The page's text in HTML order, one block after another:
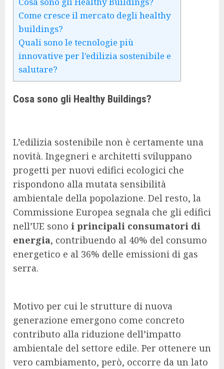
Come cresce il mercato degli healthy
buildings?
Quali sono le tecnologie più
innovative per l’edilizia sostenibile e
salutare?
Cosa sono gli Healthy Buildings?
L’edilizia sostenibile non è certamente una
novità. Ingegneri e architetti sviluppano
progetti per nuovi edifici ecologici che
rispondono alla mutata sensibilità
ambientale della popolazione. Del resto, la
Commissione Europea segnala che gli edifici
nell’UE sono i principali consumatori di
energia, contribuendo al 40% del consumo
energetico e al 36% delle emissioni di gas
serra.
Motivo per cui le strutture di nuova
generazione emergono come concreto
contributo alla riduzione dell’impatto
ambientale del settore edile. Per ottenere un
vero cambiamento, però, occorre da un lato